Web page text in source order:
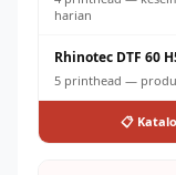
harian
Rhinotec DTF 60
5 printhead —
📋